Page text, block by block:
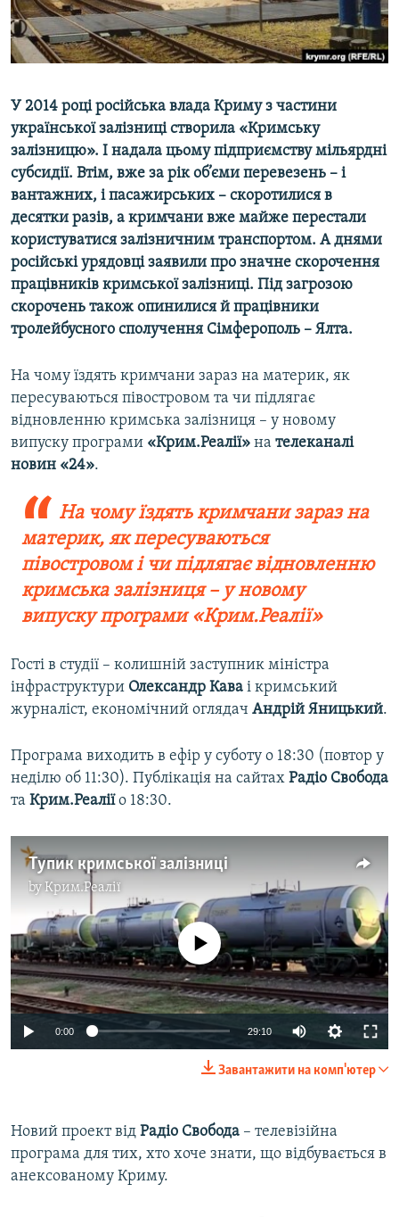
ВІДЕОУРОКИ «ELIFBE»
СВІДЧЕННЯ ОКУПАЦІЇ
ІНФОГРАФІКА
Русский
Qırımtatar
ДОЛУЧАЙСЯ!
Усі сайти RFE/RL
У 2014 році російська влада Криму з частини
української залізниці створила «Кримську
залізницю». І надала цьому підприємству мільярдні
субсидії. Втім, вже за рік об’єми перевезень – і
вантажних, і пасажирських – скоротилися в
десятки разів, а кримчани вже майже перестали
користуватися залізничним транспортом. А днями
російські урядовці заявили про значне скорочення
працівників кримської залізниці. Під загрозою
скорочень також опинилися й працівники
тролейбусного сполучення Сімферополь – Ялта.
На чому їздять кримчани зараз на материк, як
пересуваються півостровом та чи підлягає
відновленню кримська залізниця – у новому
випуску програми «Крим.Реалії» на телеканалі
новин «24».
На чому їздять кримчани зараз на
материк, як пересуваються
півостровом і чи підлягає відновленню
кримська залізниця – у новому
випуску програми «Крим.Реалії»
Гості в студії – колишній заступник міністра
інфраструктури Олександр Кава і кримський
журналіст, економічний оглядач Андрій Яницький.
Програма виходить в ефір у суботу о 18:30 (повтор у
неділю об 11:30). Публікація на сайтах Радіо Свобода
та Крим.Реаліїо 18:30.
Тупик кримської залізниці
byКрим.Реалії
No media source currently available
0:00 29:10
Завантажити на комп'ютер
Новий проект від Радiо Свобода – телевізійна
програма для тих, хто хоче знати, що відбувається в
анексованому Криму.